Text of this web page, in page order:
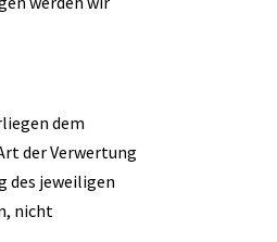
dem
der Verwertung
des jeweiligen
nicht